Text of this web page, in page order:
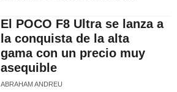
El POCO F8 Ultra se lanza a
la conquista de la alta
gama con un precio muy
asequible
ABRAHAM ANDREU